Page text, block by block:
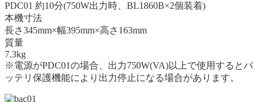
PDC01 約10分(750W出力時、BL1860B×2個装着)
本機寸法
長さ345mm×幅395mm×高さ163mm
質量
7.3kg
※電源がPDC01の場合、出力750W(VA)以上で使用するとバ
ッテリ保護機能により出力停止になる場合があります。